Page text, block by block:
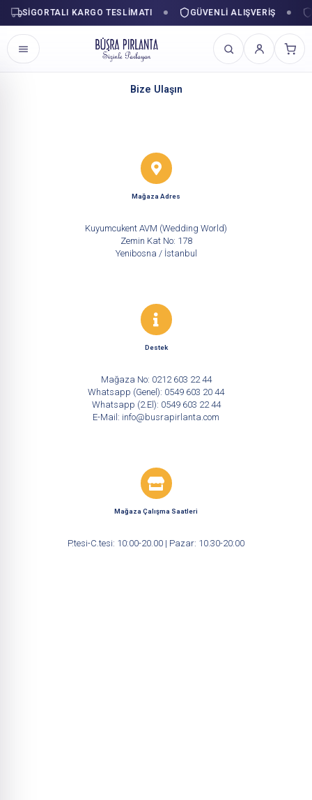
SIGORTALI KARGO TESLIMATI GÜVENLI ALIŞVERIŞ
Bize Ulaşın
Mağaza Adres
Kuyumcukent AVM (Wedding World)
Zemin Kat No: 178
Yenibosna / İstanbul
Destek
Mağaza No: 0212 603 22 44
Whatsapp (Genel): 0549 603 20 44
Whatsapp (2.El): 0549 603 22 44
E-Mail: info@busrapirlanta.com
Mağaza Çalışma Saatleri
P.tesi-C.tesi: 10:00-20.00 | Pazar: 10.30-20:00